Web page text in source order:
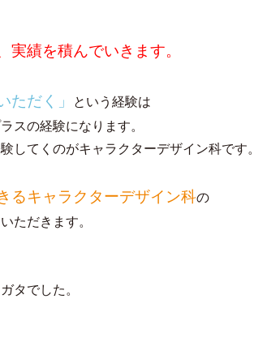
績を積んでいきます。
ただく」
という経験は
スの経験になります。
してくのがキャラクターデザイン科です。
るキャラクターデザイン科の
ただきます。
タでした。